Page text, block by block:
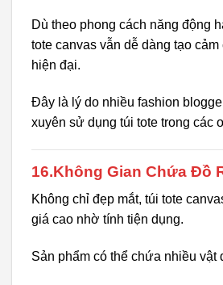
Dù theo phong cách năng động
tote canvas vẫn dễ dàng tạo
hiện đại.
Đây là lý do nhiều fashion
xuyên sử dụng túi tote trong các
16.Không Gian Chứa Đồ
Không chỉ đẹp mắt, túi tote
giá cao nhờ tính tiện dụng.
Sản phẩm có thể chứa nhiều vật